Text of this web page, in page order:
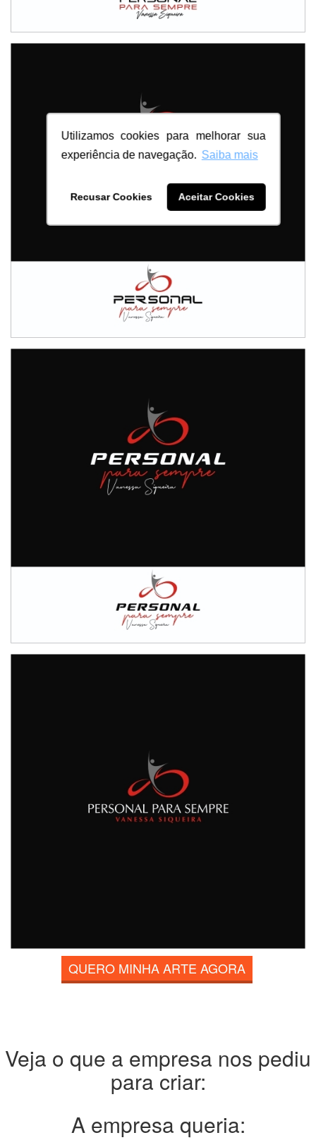
Utilizamos cookies para melhorar sua
experiência de navegação. Saiba mais
Recusar Cookies Aceitar Cookies
QUERO MINHA ARTE AGORA
Veja o que a empresa nos pediu
para criar:
A empresa queria: